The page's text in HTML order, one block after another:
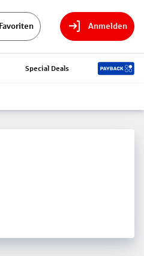
Favoriten Anmelden
Special Deals